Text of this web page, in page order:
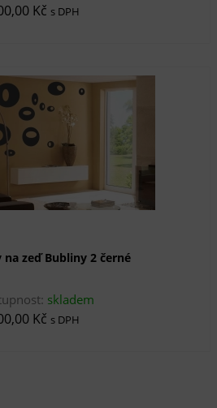
Kč s DPH
na zeď Bubliny 2 černé
skladem
Kč s DPH